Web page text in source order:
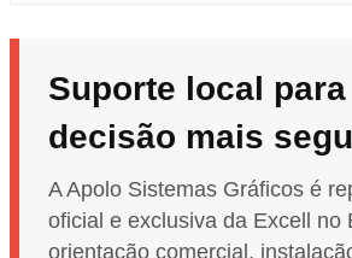
Suporte local
decisão mais
A Apolo Sistemas Gráficos é
oficial e exclusiva da Excell no
orientação comercial,